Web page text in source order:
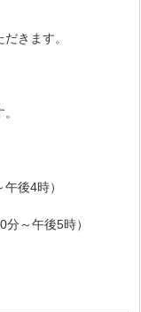
きます。
後4時）
～午後5時）